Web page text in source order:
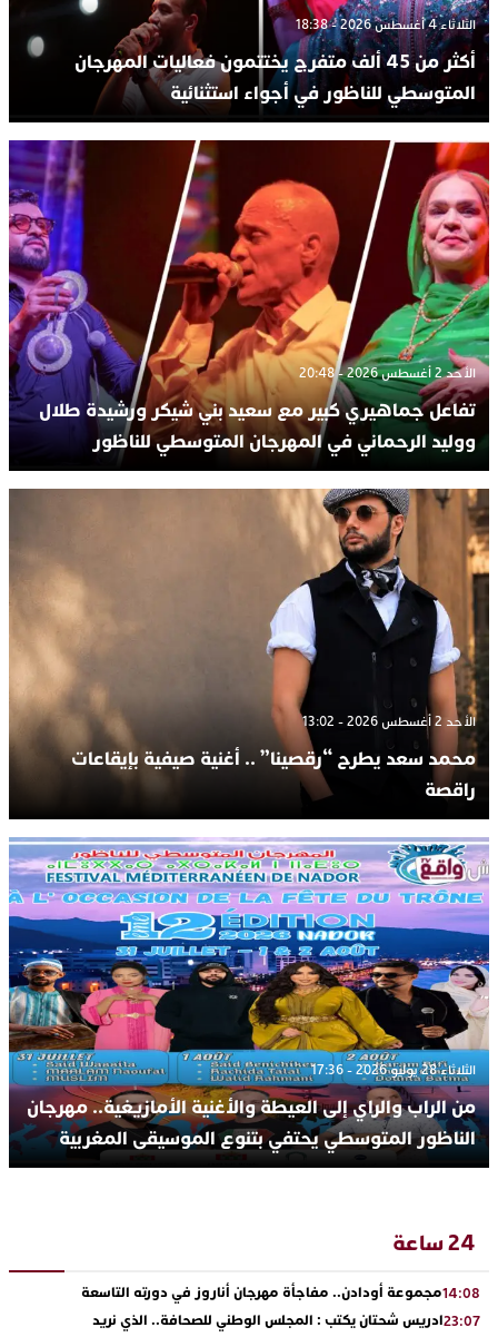
الثلاثاء 4 أغسطس 2026 - 18:38
أكثر من 45 ألف متفرج يختتمون فعاليات المهرجان
المتوسطي للناظور في أجواء استثنائية
الأحد 2 أغسطس 2026 - 20:48
تفاعل جماهيري كبير مع سعيد بني شيكر ورشيدة طلال
ووليد الرحماني في المهرجان المتوسطي للناظور
الأحد 2 أغسطس 2026 - 13:02
محمد سعد يطرح “رقصينا” .. أغنية صيفية بإيقاعات
راقصة
الثلاثاء 28 يوليو 2026 - 17:36
من الراب والراي إلى العيطة والأغنية الأمازيغية.. مهرجان
الناظور المتوسطي يحتفي بتنوع الموسيقى المغربية
24 ساعة
14:08مجموعة أودادن.. مفاجأة مهرجان أناروز في دورته التاسعة
23:07ادريس شحتان يكتب : المجلس الوطني للصحافة.. الذي نريد